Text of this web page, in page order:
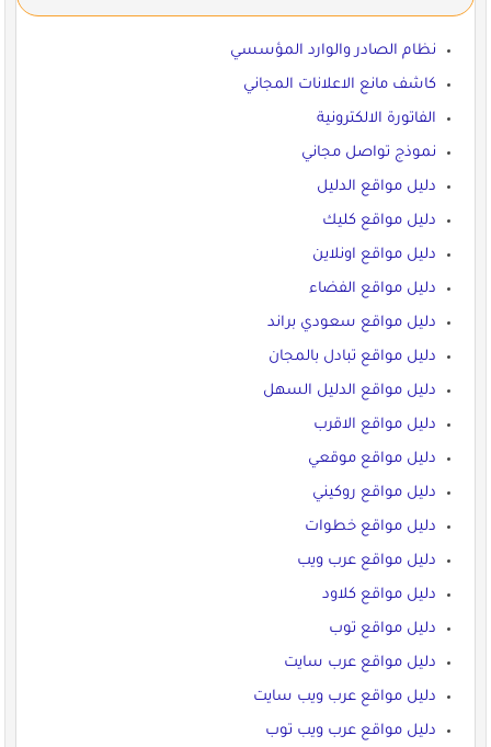
نظام الصادر والوارد المؤسسي
كاشف مانع الاعلانات المجاني
الفاتورة الالكترونية
نموذج تواصل مجاني
دليل مواقع الدليل
دليل مواقع كليك
دليل مواقع اونلاين
دليل مواقع الفضاء
دليل مواقع سعودي براند
دليل مواقع تبادل بالمجان
دليل مواقع الدليل السهل
دليل مواقع الاقرب
دليل مواقع موقعي
دليل مواقع روكيني
دليل مواقع خطوات
دليل مواقع عرب ويب
دليل مواقع كلاود
دليل مواقع توب
دليل مواقع عرب سايت
دليل مواقع عرب ويب سايت
دليل مواقع عرب ويب توب